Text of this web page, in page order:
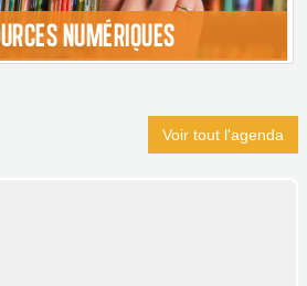
NUMÉRIQUES
Voir tout l'agenda